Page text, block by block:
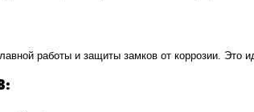
работы и защиты замков от коррозии. Это